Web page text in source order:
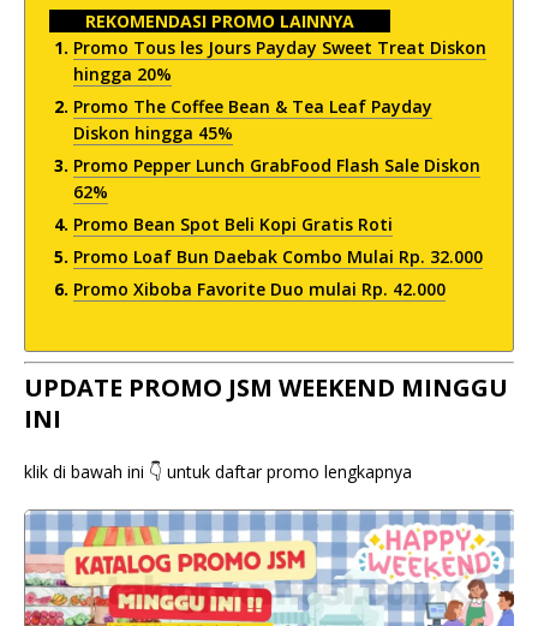
REKOMENDASI PROMO LAINNYA
Promo Tous les Jours Payday Sweet Treat Diskon
hingga 20%
Promo The Coffee Bean & Tea Leaf Payday
Diskon hingga 45%
Promo Pepper Lunch GrabFood Flash Sale Diskon
62%
Promo Bean Spot Beli Kopi Gratis Roti
Promo Loaf Bun Daebak Combo Mulai Rp. 32.000
Promo Xiboba Favorite Duo mulai Rp. 42.000
UPDATE PROMO JSM WEEKEND MINGGU
INI
klik di bawah ini 👇 untuk daftar promo lengkapnya